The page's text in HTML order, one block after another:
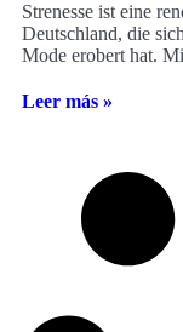
Strenesse ist eine
Deutschland, die
Mode erobert hat.
Leer más »